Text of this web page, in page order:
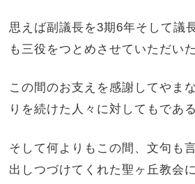
思えば副議長を3期6年そして議
も三役をつとめさせていただい
この間のお支えを感謝してやま
りを続けた人々に対してもである
そして何よりもこの間、文句も
出しつづけてくれた聖ヶ丘教会